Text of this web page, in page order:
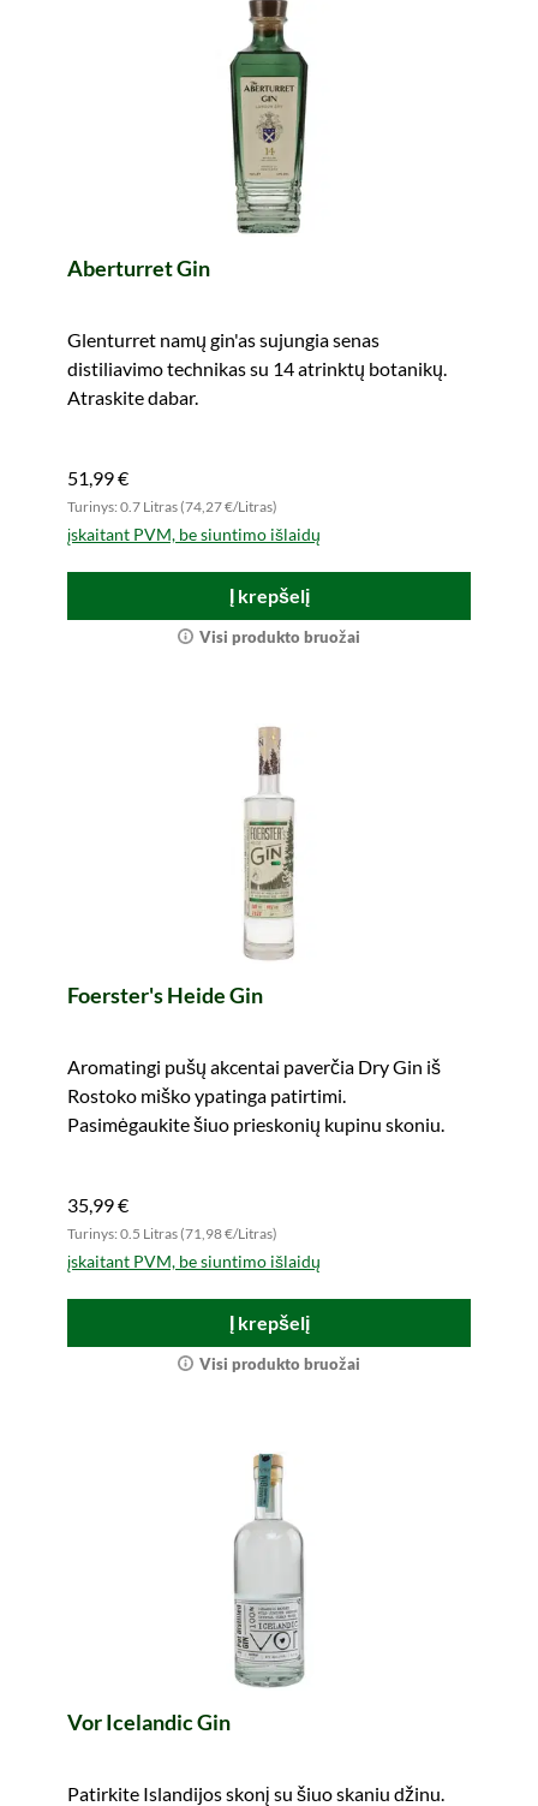
Aberturret Gin
Glenturret namų gin'as sujungia senas
distiliavimo technikas su 14 atrinktų botanikų.
Atraskite dabar.
51,99 €
Turinys: 0.7 Litras (74,27 €/Litras)
įskaitant PVM, be siuntimo išlaidų
Į krepšelį
Visi produkto bruožai
Foerster's Heide Gin
Aromatingi pušų akcentai paverčia Dry Gin iš
Rostoko miško ypatinga patirtimi.
Pasimėgaukite šiuo prieskonių kupinu skoniu.
35,99 €
Turinys: 0.5 Litras (71,98 €/Litras)
įskaitant PVM, be siuntimo išlaidų
Į krepšelį
Visi produkto bruožai
Vor Icelandic Gin
Patirkite Islandijos skonį su šiuo skaniu džinu.